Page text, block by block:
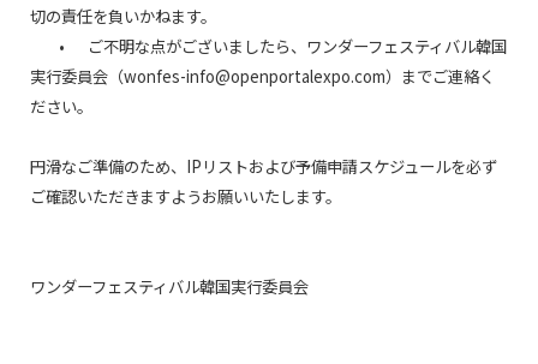
切の責任を負いかねます。
•
ご不明な点がございましたら、ワンダーフェスティバル韓国
実行委員会（wonfes-info@openportalexpo.com）までご連絡く
ださい。
円滑なご準備のため、IPリストおよび予備申請スケジュールを必ず
ご確認いただきますようお願いいたします。
ワンダーフェスティバル韓国実行委員会